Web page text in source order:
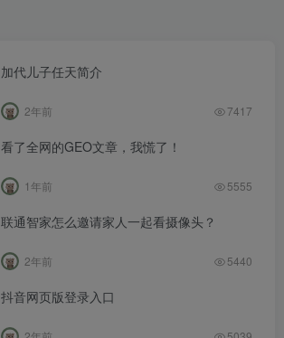
加代儿子任天简介
2年前 7417
看了全网的GEO文章，我慌了！
1年前 5555
联通智家怎么邀请家人一起看摄像头？
2年前 5440
抖音网页版登录入口